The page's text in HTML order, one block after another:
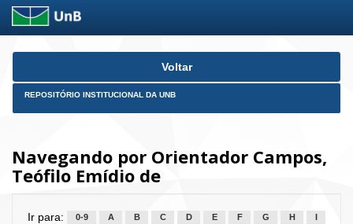
Skip
Voltar
REPOSITÓRIO INSTITUCIONAL DA UNB
Navegando por Orientador Campos,
Teófilo Emídio de
Ir para: 0-9 A B C D E F G H